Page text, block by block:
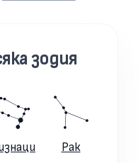
зодия
Рак